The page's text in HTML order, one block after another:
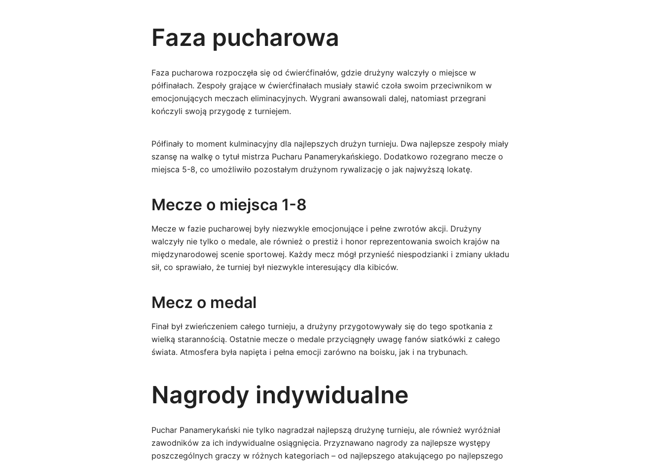
Faza pucharowa
Faza pucharowa rozpoczęła się od ćwierćfinałów, gdzie drużyny walczyły o miejsce w
półfinałach. Zespoły grające w ćwierćfinałach musiały stawić czoła swoim przeciwnikom w
emocjonujących meczach eliminacyjnych. Wygrani awansowali dalej, natomiast przegrani
kończyli swoją przygodę z turniejem.
Półfinały to moment kulminacyjny dla najlepszych drużyn turnieju. Dwa najlepsze zespoły miały
szansę na walkę o tytuł mistrza Pucharu Panamerykańskiego. Dodatkowo rozegrano mecze o
miejsca 5-8, co umożliwiło pozostałym drużynom rywalizację o jak najwyższą lokatę.
Mecze o miejsca 1-8
Mecze w fazie pucharowej były niezwykle emocjonujące i pełne zwrotów akcji. Drużyny
walczyły nie tylko o medale, ale również o prestiż i honor reprezentowania swoich krajów na
międzynarodowej scenie sportowej. Każdy mecz mógł przynieść niespodzianki i zmiany układu
sił, co sprawiało, że turniej był niezwykle interesujący dla kibiców.
Mecz o medal
Finał był zwieńczeniem całego turnieju, a drużyny przygotowywały się do tego spotkania z
wielką starannością. Ostatnie mecze o medale przyciągnęły uwagę fanów siatkówki z całego
świata. Atmosfera była napięta i pełna emocji zarówno na boisku, jak i na trybunach.
Nagrody indywidualne
Puchar Panamerykański nie tylko nagradzał najlepszą drużynę turnieju, ale również wyróżniał
zawodników za ich indywidualne osiągnięcia. Przyznawano nagrody za najlepsze występy
poszczególnych graczy w różnych kategoriach – od najlepszego atakującego po najlepszego